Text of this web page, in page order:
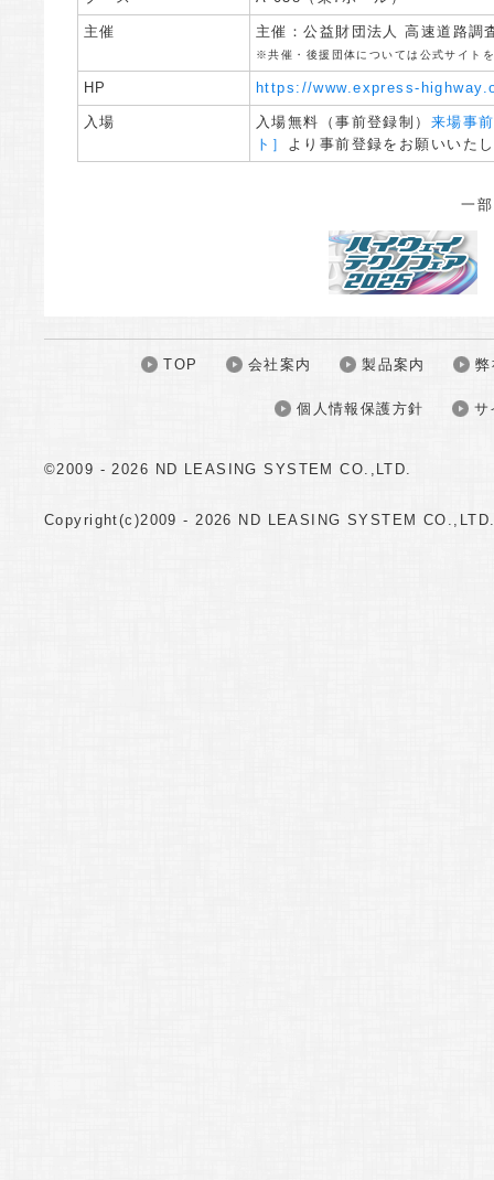
主催 主催：公益財団法人 高速道路調
※共催・後援団体については公式サイト
HP https://www.express-
入場 入場無料（事前登録制） 来場事
ト］ より事前登録をお願いいた
一
TOP 会社案内 製品案内
個人情報保護方針 サ
©2009 -2026 ND LEASING SYSTEM CO.,LTD.
Copyright(c)2009 -2026 ND LEASING SYSTEM